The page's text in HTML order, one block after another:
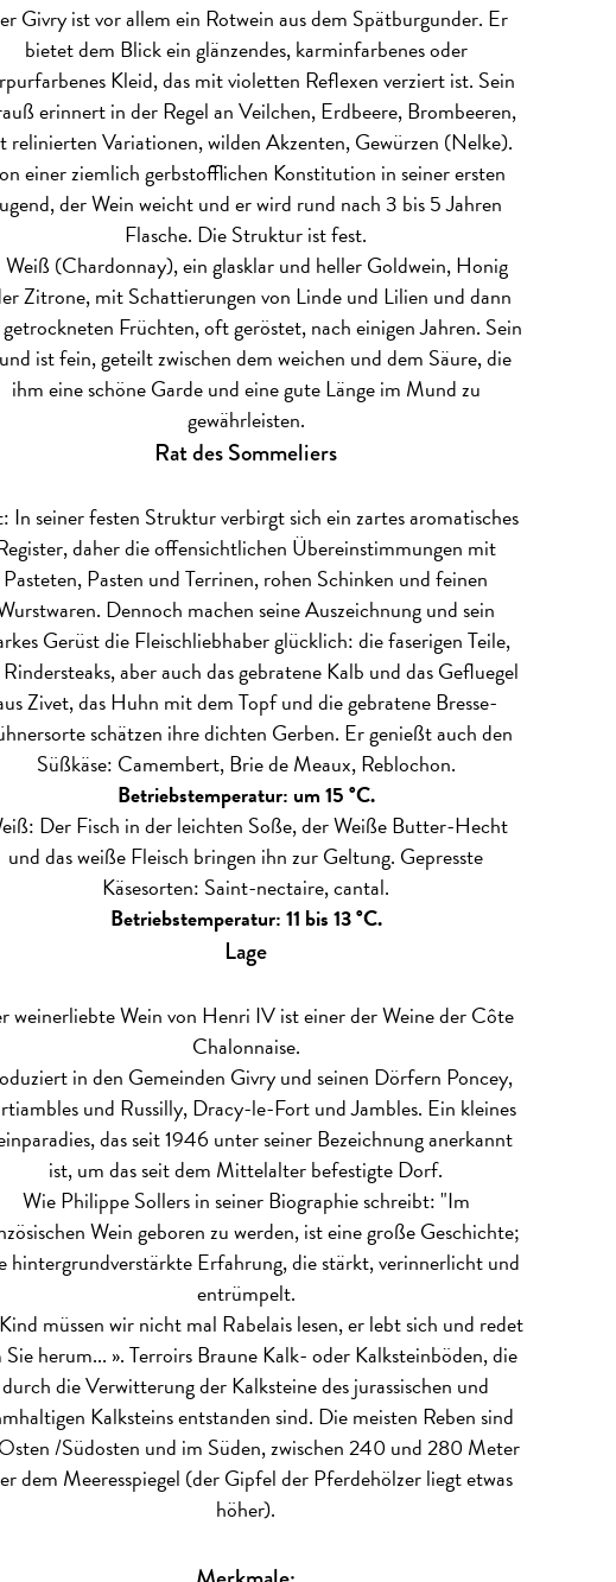
Givry ist vor allem ein Rotwein aus dem Spätburgunder. Er
bietet dem Blick ein glänzendes, karminfarbenes oder
Kleid, das mit violetten Reflexen verziert ist. Sein
erinnert in der Regel an Veilchen, Erdbeere, Brombeeren,
relinierten Variationen, wilden Akzenten, Gewürzen (Nelke).
einer ziemlich gerbstofflichen Konstitution in seiner ersten
der Wein weicht und er wird rund nach 3 bis 5 Jahren
Flasche. Die Struktur ist fest.
Weiß (Chardonnay), ein glasklar und heller Goldwein, Honig
Zitrone, mit Schattierungen von Linde und Lilien und dann
Früchten, oft geröstet, nach einigen Jahren. Sein
ist fein, geteilt zwischen dem weichen und dem Säure, die
ihm eine schöne Garde und eine gute Länge im Mund zu
gewährleisten.
Rat des Sommeliers
In seiner festen Struktur verbirgt sich ein zartes aromatisches
daher die offensichtlichen Übereinstimmungen mit
Pasteten, Pasten und Terrinen, rohen Schinken und feinen
Dennoch machen seine Auszeichnung und sein
Gerüst die Fleischliebhaber glücklich: die faserigen Teile,
aber auch das gebratene Kalb und das Gefluegel
Zivet, das Huhn mit dem Topf und die gebratene Bresse-
schätzen ihre dichten Gerben. Er genießt auch den
Süßkäse: Camembert, Brie de Meaux, Reblochon.
Betriebstemperatur: um 15 °C.
Der Fisch in der leichten Soße, der Weiße Butter-Hecht
und das weiße Fleisch bringen ihn zur Geltung. Gepresste
Käsesorten: Saint-nectaire, cantal.
Betriebstemperatur: 11 bis 13 °C.
Lage
weinerliebte Wein von Henri IV ist einer der Weine der Côte
Chalonnaise.
in den Gemeinden Givry und seinen Dörfern Poncey,
und Russilly, Dracy-le-Fort und Jambles. Ein kleines
das seit 1946 unter seiner Bezeichnung anerkannt
ist, um das seit dem Mittelalter befestigte Dorf.
Wie Philippe Sollers in seiner Biographie schreibt: "Im
Wein geboren zu werden, ist eine große Geschichte;
hintergrundverstärkte Erfahrung, die stärkt, verinnerlicht und
entrümpelt.
müssen wir nicht mal Rabelais lesen, er lebt sich und redet
Sie herum... ».TerroirsBraune Kalk- oder Kalksteinböden, die
durch die Verwitterung der Kalksteine des jurassischen und
Kalksteins entstanden sind. Die meisten Reben sind
/Südosten und im Süden, zwischen 240 und 280 Meter
dem Meeresspiegel (der Gipfel der Pferdehölzer liegt etwas
höher).